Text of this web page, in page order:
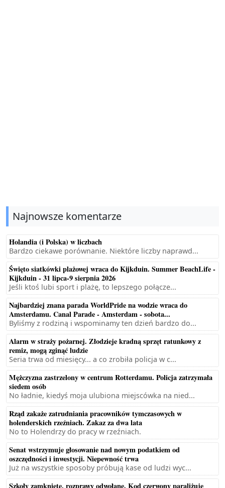
Najnowsze komentarze
Holandia (i Polska) w liczbach
Bardzo ciekawe porównanie. Niektóre liczby naprawd...
Święto siatkówki plażowej wraca do Kijkduin. Summer BeachLife -
Kijkduin - 31 lipca-9 sierpnia 2026
Jeśli ktoś lubi sport i plażę, to lepszego połącze...
Najbardziej znana parada WorldPride na wodzie wraca do
Amsterdamu. Canal Parade - Amsterdam - sobota...
Byliśmy z rodziną i wspominamy ten dzień bardzo do...
Alarm w straży pożarnej. Złodzieje kradną sprzęt ratunkowy z
remiz, mogą zginąć ludzie
Seria trwa od miesięcy... a co zrobiła policja w c...
Mężczyzna zastrzelony w centrum Rotterdamu. Policja zatrzymała
siedem osób
No ładnie, kiedyś moja ulubiona miejscówka na nied...
Rząd zakaże zatrudniania pracowników tymczasowych w
holenderskich rzeźniach. Zakaz za dwa lata
No to Holendrzy do pracy w rzeźniach.
Senat wstrzymuje głosowanie nad nowym podatkiem od
oszczędności i inwestycji. Niepewność trwa
Już na wszystkie sposoby próbują kase od ludzi wyc...
Szkoły zamknięte, rozprawy odwołane. Kod czerwony paraliżuje